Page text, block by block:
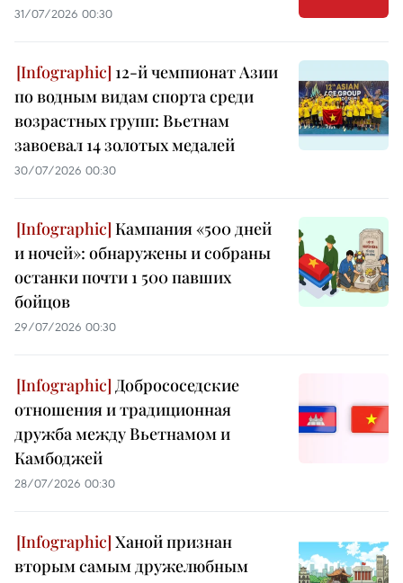
31/07/2026 00:30
12-й чемпионат Азии
по водным видам спорта среди
возрастных групп: Вьетнам
завоевал 14 золотых медалей
30/07/2026 00:30
Кампания «500 дней
и ночей»: обнаружены и собраны
останки почти 1 500 павших
бойцов
29/07/2026 00:30
Добрососедские
отношения и традиционная
дружба между Вьетнамом и
Камбоджей
28/07/2026 00:30
Ханой признан
вторым самым дружелюбным